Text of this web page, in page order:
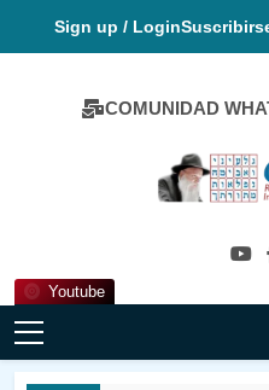
Sign up / Login
COMUNIDAD
Youtube